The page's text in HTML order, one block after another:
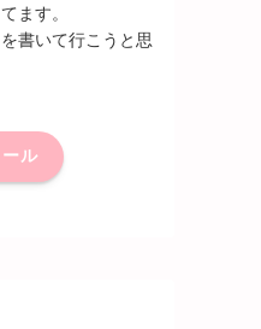
ます。
書いて行こうと思
ル